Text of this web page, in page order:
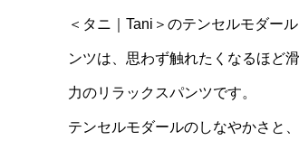
＜タニ｜Tani＞のテンセルモダー
ンツは、思わず触れたくなるほど
力のリラックスパンツです。
テンセルモダールのしなやかさと